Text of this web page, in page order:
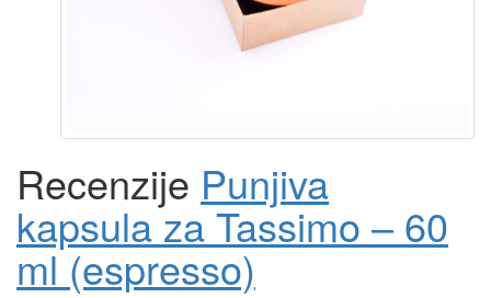
Recenzije Punjiva
kapsula za Tassimo – 60
ml (espresso)